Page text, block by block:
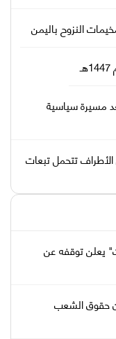
النزوح باليمن
مسيرة سياسية
تتحمل تبعات
يعلن توقفه عن
حقوق الشعب